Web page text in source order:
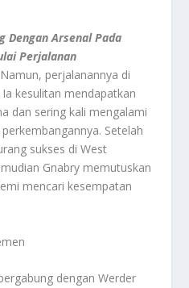
Dengan Arsenal Pada
Perjalanan
perjalanannya di
kesulitan mendapatkan
dan sering kali mengalami
Setelah
sukses di West
Gnabry memutuskan
mencari kesempatan
dengan Werder